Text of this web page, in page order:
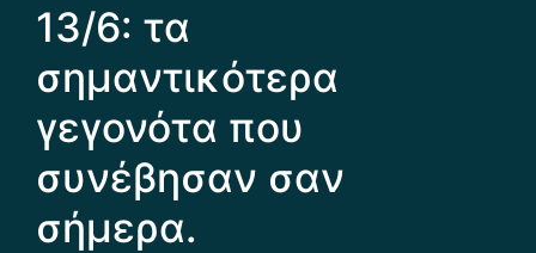
13/6: τα
σημαντικότερα
γεγονότα που
συνέβησαν σαν
σήμερα.